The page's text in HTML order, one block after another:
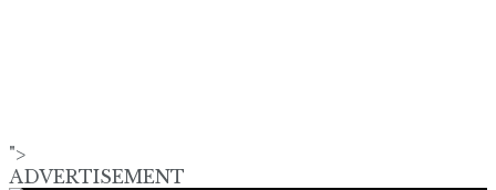
">
ADVERTISEMENT